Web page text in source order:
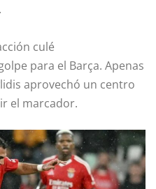
culé
para el Barça. Apenas
aprovechó un centro
el marcador.